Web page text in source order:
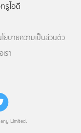
Limited.
รูไอดี
โยบายความเป็นส่วนตัว
รา